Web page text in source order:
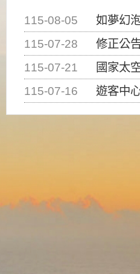
115-08-05
如夢幻
115-07-28
修正公告「墾丁國家公園
115-07-21
國家太空中心為辦理2026台
115-07-16
遊客中